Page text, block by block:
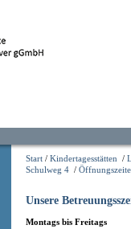
Start / Kindertagesstätten /
Schulweg 4 /
Unsere
Montags bis Freitags